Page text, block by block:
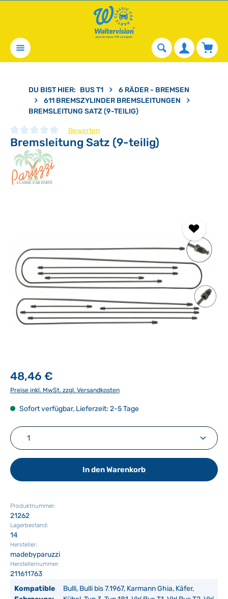
DU BIST HIER: BUS T1
6 RÄDER - BREMSEN
611 BREMSZYLINDER BREMSLEITUNGEN
BREMSLEITUNG SATZ (9-TEILIG)
Durchschnittliche Bewertung von 0 von 5 Sternen
Bewerten
Bremsleitung Satz (9-teilig)
48,46 €
Preise inkl. MwSt. zzgl. Versandkosten
Sofort verfügbar, Lieferzeit: 2-5 Tage
Produkt Anzahl: Gib den gewünschten Wert ein
In den Warenkorb
Produktnummer:
21262
Lagerbestand:
14
Hersteller:
madebyparuzzi
Herstellernummer:
211611763
Kompatible
Bulli, Bulli bis 7.1967, Karmann Ghia, Käfer,